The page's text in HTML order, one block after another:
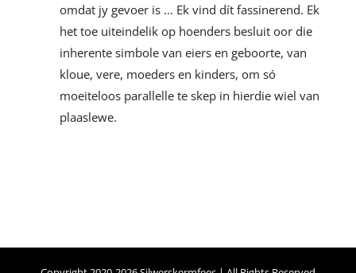
omdat jy gevoer is … Ek vind dít fassinerend. Ek
het toe uiteindelik op hoenders besluit oor die
inherente simbole van eiers en geboorte, van
kloue, vere, moeders en kinders, om só
moeiteloos parallelle te skep in hierdie wiel van
plaaslewe.